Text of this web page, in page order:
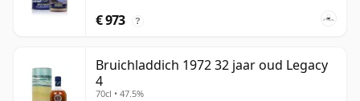
€ 973 ?
Bruichladdich 1972 32 jaar oud Legacy
4
70cl • 47.5%